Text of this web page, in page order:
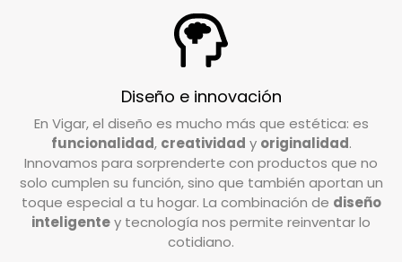
En Vigar, valoramos la confianza que depositas
en nosotros al elegir nuestros productos. Por
ello, trabajamos para garantizar su
el coste de envío deberá ser abonado por el
cliente, excepto en casos de pedidos
incompletos o artículos defectuosos, donde los
gastos de devolución serán asumidos por
nosotros.
Diseño e innovación
En Vigar, el diseño es mucho más que estética: es
funcionalidad, creatividad y originalidad.
Innovamos para sorprenderte con productos que no
solo cumplen su función, sino que también aportan un
toque especial a tu hogar. La combinación de diseño
inteligentey tecnología nos permite reinventar lo
cotidiano.